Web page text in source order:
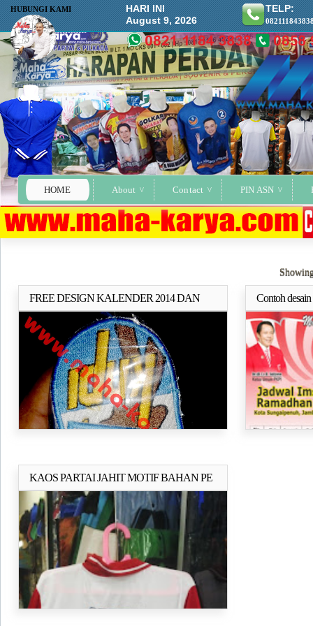
HOME About Contact PIN ASN
HUBUNGI KAMI
HARI INI
August 9, 2026
TELP:
FREE DESIGN KALENDER 2014 DAN
ATRIBUT PARTAI
Selengkapnya..
Contoh
imsakiyah di
Pasar Senen
KAOS PARTAI JAHIT MOTIF BAHAN PE
DOBEL (TC) DAN JEKET PARTAI
Selengkapnya..